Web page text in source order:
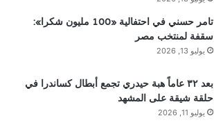
تامر حسني في احتفالية «100 مليون شكرا»:
سقفة لمنتخب مصر
يوليو 13, 2026
بعد ٣٢ عاماً هبة حيدري تجمع أبطال كساندرا في
حلقة شيقة على المشهد
يوليو 11, 2026